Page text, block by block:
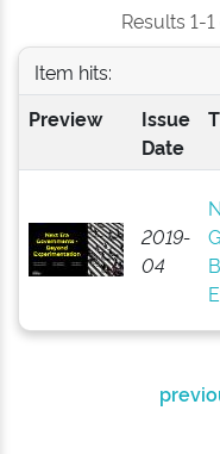
Results 1-
Item hits:
Preview
Issue
Date
2019-
04